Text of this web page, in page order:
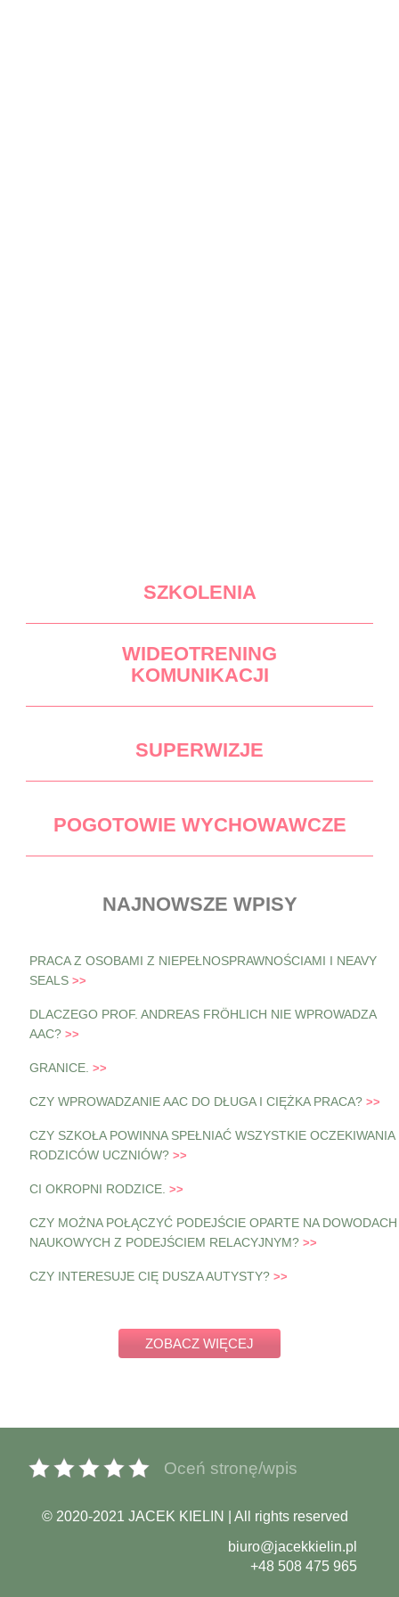
SZKOLENIA
WIDEOTRENING
KOMUNIKACJI
SUPERWIZJE
POGOTOWIE WYCHOWAWCZE
NAJNOWSZE WPISY
PRACA Z OSOBAMI Z NIEPEŁNOSPRAWNOŚCIAMI I NEAVY
SEALS
DLACZEGO PROF. ANDREAS FRÖHLICH NIE WPROWADZA
AAC?
GRANICE.
CZY WPROWADZANIE AAC DO DŁUGA I CIĘŻKA PRACA?
CZY SZKOŁA POWINNA SPEŁNIAĆ WSZYSTKIE OCZEKIWANIA
RODZICÓW UCZNIÓW?
CI OKROPNI RODZICE.
CZY MOŻNA POŁĄCZYĆ PODEJŚCIE OPARTE NA DOWODACH
NAUKOWYCH Z PODEJŚCIEM RELACYJNYM?
CZY INTERESUJE CIĘ DUSZA AUTYSTY?
ZOBACZ WIĘCEJ
Oceń stronę/wpis
© 2020-2021 JACEK KIELIN | All rights reserved
biuro@jacekkielin.pl
+48 508 475 965